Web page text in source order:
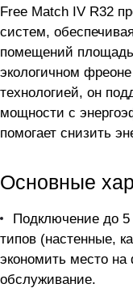
Free Match IV R32
систем,
помещений
экологичном
технологией, он
мощности с
помогает снизить
Основные
Подключение до 5
типов (настенные,
экономить место
обслуживание.